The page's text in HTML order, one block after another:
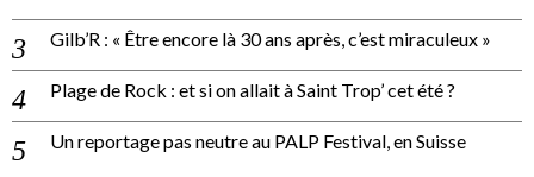
Gilb’R : « Être encore là 30 ans après, c’est miraculeux »
Plage de Rock : et si on allait à Saint Trop’ cet été ?
Un reportage pas neutre au PALP Festival, en Suisse